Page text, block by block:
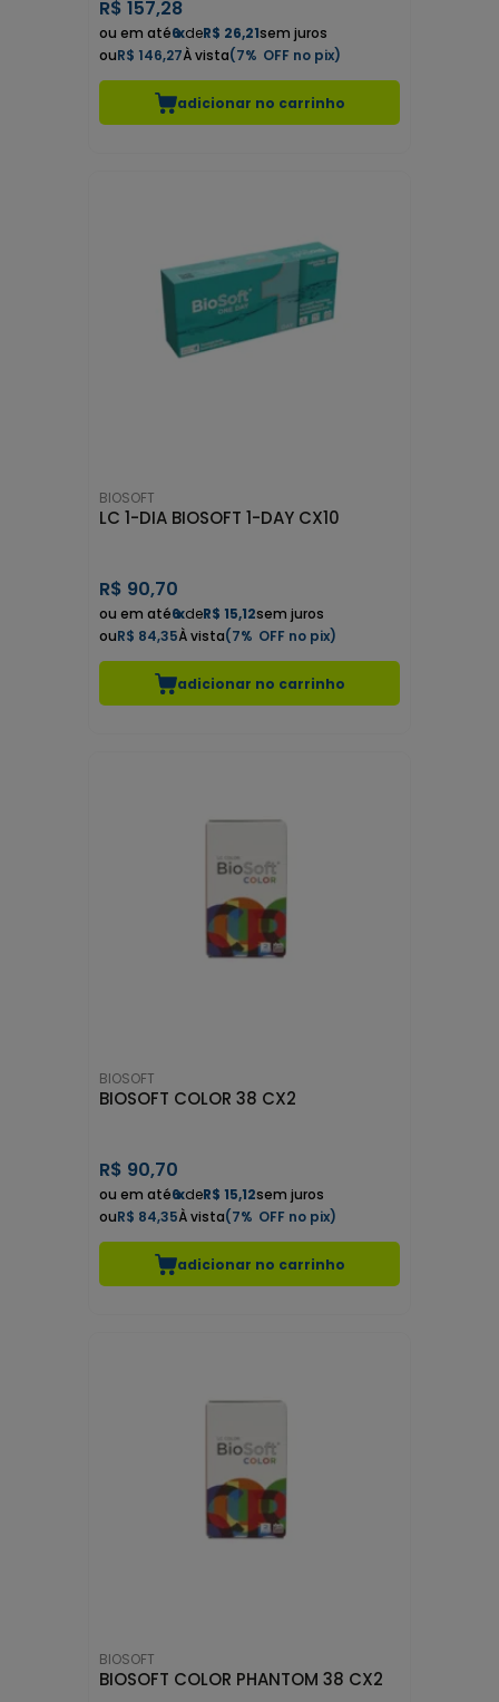
R$ 157,28
6xdeR$ 26,21sem juros
R$ 146,27
7%
adicionar no carrinho
BIOSOFT
LC 1-DIA BIOSOFT 1-DAY CX10
R$ 90,70
6xdeR$ 15,12sem juros
R$ 84,35
7%
adicionar no carrinho
BIOSOFT
BIOSOFT COLOR 38 CX2
R$ 90,70
6xdeR$ 15,12sem juros
R$ 84,35
7%
adicionar no carrinho
BIOSOFT
BIOSOFT COLOR PHANTOM 38 CX2